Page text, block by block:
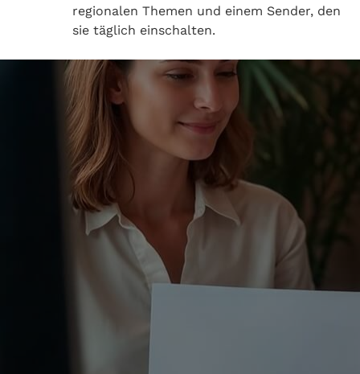
regionalen Themen und einem Sender, den
sie täglich einschalten.